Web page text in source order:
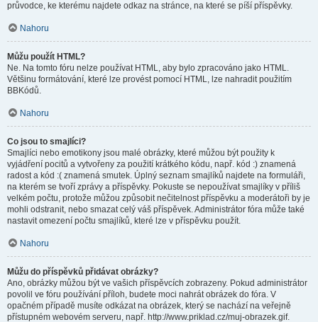
průvodce, ke kterému najdete odkaz na stránce, na které se píší příspěvky.
Nahoru
Můžu použít HTML?
Ne. Na tomto fóru nelze používat HTML, aby bylo zpracováno jako HTML.
Většinu formátování, které lze provést pomocí HTML, lze nahradit použitím
BBKódů.
Nahoru
Co jsou to smajlíci?
Smajlíci nebo emotikony jsou malé obrázky, které můžou být použity k
vyjádření pocitů a vytvořeny za použití krátkého kódu, např. kód :) znamená
radost a kód :( znamená smutek. Úplný seznam smajlíků najdete na formuláři,
na kterém se tvoří zprávy a příspěvky. Pokuste se nepoužívat smajlíky v příliš
velkém počtu, protože můžou způsobit nečitelnost příspěvku a moderátoři by je
mohli odstranit, nebo smazat celý váš příspěvek. Administrátor fóra může také
nastavit omezení počtu smajlíků, které lze v příspěvku použít.
Nahoru
Můžu do příspěvků přidávat obrázky?
Ano, obrázky můžou být ve vašich příspěvcích zobrazeny. Pokud administrátor
povolil ve fóru používání příloh, budete moci nahrát obrázek do fóra. V
opačném případě musíte odkázat na obrázek, který se nachází na veřejně
přístupném webovém serveru, např. http://www.priklad.cz/muj-obrazek.gif.